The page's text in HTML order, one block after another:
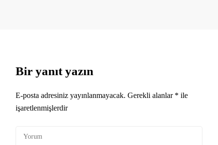
Bir yanıt yazın
E-posta adresiniz yayınlanmayacak. Gerekli alanlar * ile
işaretlenmişlerdir